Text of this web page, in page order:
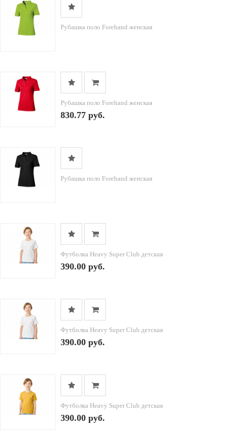
Рубашка поло Forehand женская
Рубашка поло Forehand женская
830.77 руб.
Рубашка поло Forehand женская
Футболка Heavy Super Club детская
390.00 руб.
Футболка Heavy Super Club детская
390.00 руб.
Футболка Heavy Super Club детская
390.00 руб.